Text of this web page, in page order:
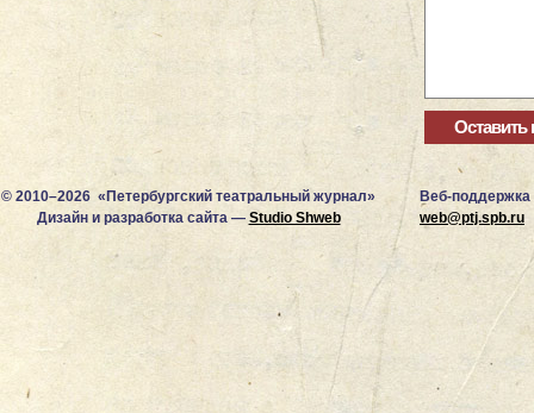
© 2010–2026 «Петербургский театральный журнал»
Дизайн и разработка сайта — Studio Shweb
Веб-поддержка
web@ptj.spb.ru